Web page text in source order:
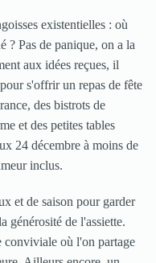
existentielles : où
? Pas de panique, on a la
aux idées reçues, il
s'offrir un repas de fête
des bistrots de
et des petites tables
24 décembre à moins de
inclus.
et de saison pour garder
générosité de l'assiette.
conviviale où l'on partage